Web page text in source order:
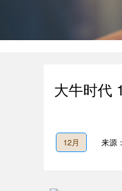
大牛时代
12月 来源